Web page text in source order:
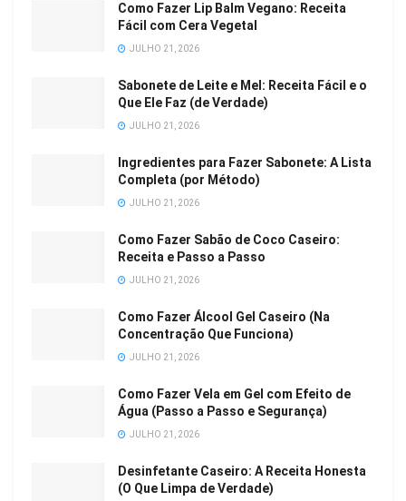
Como Fazer Lip Balm Vegano: Receita
Fácil com Cera Vegetal
JULHO 21, 2026
Sabonete de Leite e Mel: Receita Fácil e o
Que Ele Faz (de Verdade)
JULHO 21, 2026
Ingredientes para Fazer Sabonete: A Lista
Completa (por Método)
JULHO 21, 2026
Como Fazer Sabão de Coco Caseiro:
Receita e Passo a Passo
JULHO 21, 2026
Como Fazer Álcool Gel Caseiro (Na
Concentração Que Funciona)
JULHO 21, 2026
Como Fazer Vela em Gel com Efeito de
Água (Passo a Passo e Segurança)
JULHO 21, 2026
Desinfetante Caseiro: A Receita Honesta
(O Que Limpa de Verdade)